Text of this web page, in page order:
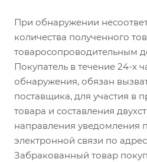
При обнаружении
количества полученного
товаросопроводительным
Покупатель в течение 24-х
обнаружения, обязан
поставщика, для участия в
товара и составления
направления уведомления
электронной связи по
Забракованный товар